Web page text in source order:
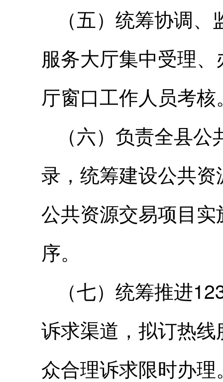
（五）统筹协调
服务大厅集中受理
厅窗口工作人员考核
（六）负责全县
录，统筹建设公共
公共资源交易项目
序。
（七）统筹推进
诉求渠道，拟订热
众合理诉求限时办理